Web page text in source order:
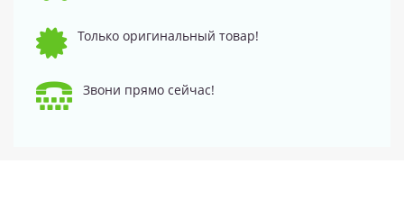
Только оригинальный товар!
Звони прямо сейчас!